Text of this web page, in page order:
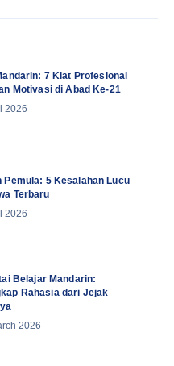
7 Kiat Profesional
Motivasi di Abad Ke-21
2026
Pemula: 5 Kesalahan Lucu
Terbaru
2026
Belajar Mandarin:
Rahasia dari Jejak
2026